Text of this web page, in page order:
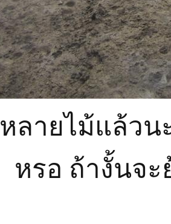
หลายไม้แล้วน
หรอ ถ้างั้นจ